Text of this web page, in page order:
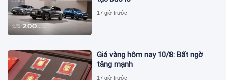
17 giờ trước
Giá vàng hôm nay 10/8: Bất ngờ
tăng mạnh
17 giờ trước